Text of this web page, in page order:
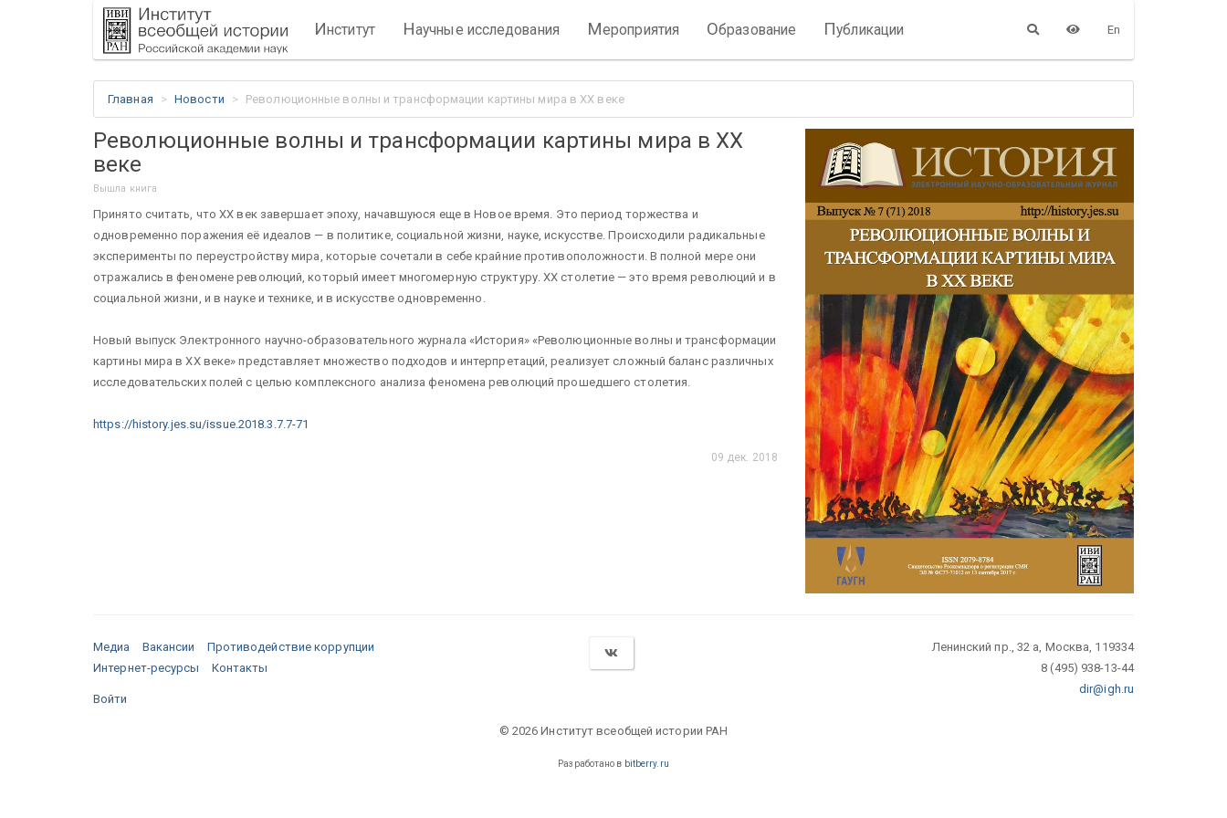
Институт Научные исследования Мероприятия Образование Публикации En
Главная Новости Революционные волны и трансформации картины мира в XX веке
Революционные волны и трансформации картины мира в XX
веке
Вышла книга
Принято считать, что XX век завершает эпоху, начавшуюся еще в Новое время. Это период торжества и
одновременно поражения её идеалов — в политике, социальной жизни, науке, искусстве. Происходили радикальные
эксперименты по переустройству мира, которые сочетали в себе крайние противоположности. В полной мере они
отражались в феномене революций, который имеет многомерную структуру. XX столетие — это время революций и в
социальной жизни, и в науке и технике, и в искусстве одновременно.
Новый выпуск Электронного научно-образовательного журнала «История» «Революционные волны и трансформации
картины мира в XX веке» представляет множество подходов и интерпретаций, реализует сложный баланс различных
исследовательских полей с целью комплексного анализа феномена революций прошедшего столетия.
https://history.jes.su/issue.2018.3.7.7-71
09 дек. 2018
Медиа Вакансии
Противодействие коррупции
Интернет-ресурсы
Контакты
Войти
Ленинский пр., 32 а, Москва, 119334
8 (495) 938-13-44
dir@igh.ru
© 2026 Институт всеобщей истории РАН
Разработано в bitberry.ru